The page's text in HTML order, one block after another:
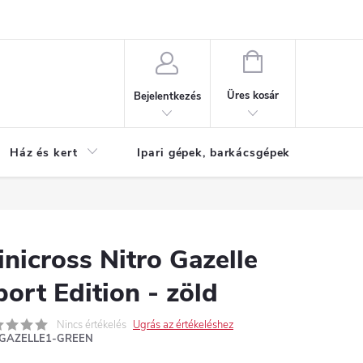
Bejelentkezés
KOSÁR
Üres kosár
Ház és kert Ipari gépek, barkácsgépek
Nitro Gazelle
Edition - zöld
Nincs értékelés Ugrás az értékeléshez
GREEN